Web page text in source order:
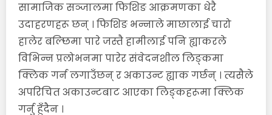
सामाजिक सञ्जालमा फिशिङ आक्रमणका धेरै
उदाहरणहरू छन् । फिशिङ भन्नाले माछालाई चारो
हालेर बल्छिमा पारे जस्तै हामीलाई पनि ह्याकरले
विभिन्न प्रलोभनमा पारेर संवेदनशील लिङ्कमा
क्लिक गर्न लगाउँछन् र अकाउन्ट ह्याक गर्छन् । त्यसैले
अपरिचित अकाउन्टबाट आएका लिङ्कहरूमा क्लिक
गर्नु हुँदैन ।